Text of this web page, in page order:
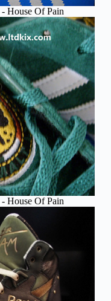
House Of Pain
House Of Pain